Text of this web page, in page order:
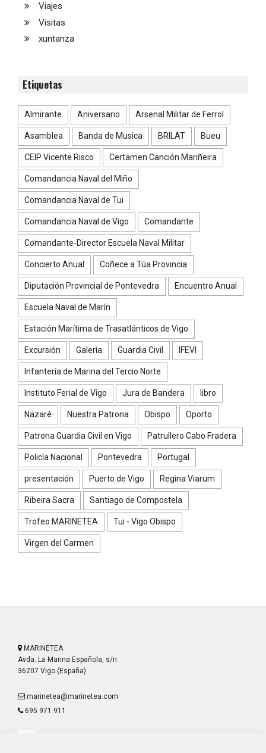
Viajes
Visitas
xuntanza
Etiquetas
Almirante Aniversario Arsenal Militar de Ferrol
Asamblea Banda de Musica BRILAT Bueu
CEIP Vicente Risco Certamen Canción Mariñeira
Comandancia Naval del Miño
Comandancia Naval de Tui
Comandancia Naval de Vigo Comandante
Comandante-Director Escuela Naval Militar
Concierto Anual Coñece a Túa Provincia
Diputación Provincial de Pontevedra Encuentro Anual
Escuela Naval de Marín
Estación Marítima de Trasatlánticos de Vigo
Excursión Galería Guardia Civil IFEVI
Infantería de Marina del Tercio Norte
Instituto Ferial de Vigo Jura de Bandera libro
Nazaré Nuestra Patrona Obispo Oporto
Patrona Guardia Civil en Vigo Patrullero Cabo Fradera
Policía Nacional Pontevedra Portugal
presentación Puerto de Vigo Regina Viarum
Ribeira Sacra Santiago de Compostela
Trofeo MARINETEA Tui - Vigo Obispo
Virgen del Carmen
MARINETEA
Avda. La Marina Española, s/n
36207 Vigo (España)
marinetea@marinetea.com
695 971 911